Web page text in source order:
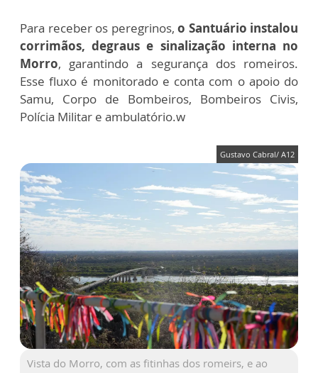
Para receber os peregrinos, o Santuário instalou
corrimãos, degraus e sinalização interna no
Morro, garantindo a segurança dos romeiros.
Esse fluxo é monitorado e conta com o apoio do
Samu, Corpo de Bombeiros, Bombeiros Civis,
Polícia Militar e ambulatório.w
Gustavo Cabral/ A12
Vista do Morro, com as fitinhas dos romeirs, e ao